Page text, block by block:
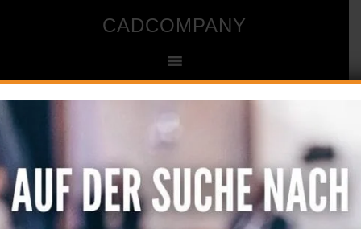
CADCOMPANY
Ingenieur- und Zeichenbüro für CAD